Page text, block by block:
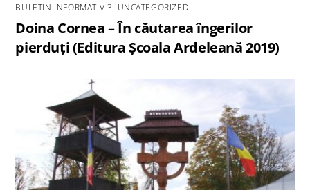
BULETIN INFORMATIV 3 UNCATEGORIZED
Doina Cornea – În căutarea îngerilor
pierduţi (Editura Şcoala Ardeleană 2019)